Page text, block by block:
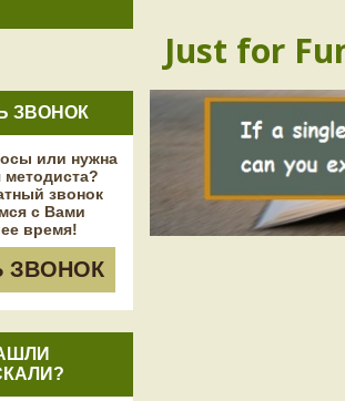
ЗВОНОК
или нужна
методиста?
звонок
с Вами
время!
ЗВОНОК
Just for